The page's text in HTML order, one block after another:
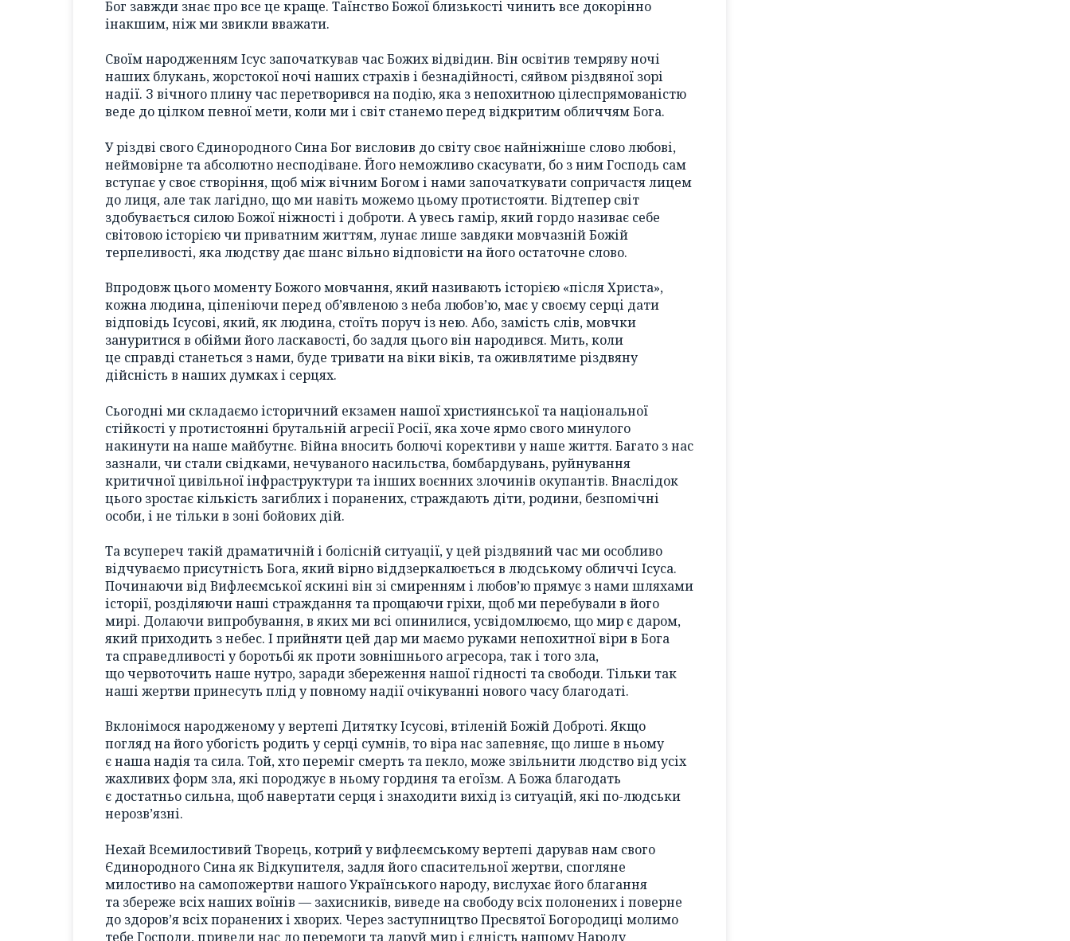
Бог завжди знає про все це краще. Таїнство Божої близькості чинить все докорінно
інакшим, ніж ми звикли вважати.
Своїм народженням Ісус започаткував час Божих відвідин. Він освітив темряву ночі
наших блукань, жорстокої ночі наших страхів і безнадійності, сяйвом різдвяної зорі
надії. З вічного плину час перетворився на подію, яка з непохитною цілеспрямованістю
веде до цілком певної мети, коли ми і світ станемо перед відкритим обличчям Бога.
У різдві свого Єдинородного Сина Бог висловив до світу своє найніжніше слово любові,
неймовірне та абсолютно несподіване. Його неможливо скасувати, бо з ним Господь сам
вступає у своє створіння, щоб між вічним Богом і нами започаткувати сопричастя лицем
до лиця, але так лагідно, що ми навіть можемо цьому протистояти. Відтепер світ
здобувається силою Божої ніжності і доброти. А увесь гамір, який гордо називає себе
світовою історією чи приватним життям, лунає лише завдяки мовчазній Божій
терпеливості, яка людству дає шанс вільно відповісти на його остаточне слово.
Впродовж цього моменту Божого мовчання, який називають історією «після Христа»,
кожна людина, ціпеніючи перед об’явленою з неба любов’ю, має у своєму серці дати
відповідь Ісусові, який, як людина, стоїть поруч із нею. Або, замість слів, мовчки
зануритися в обійми його ласкавості, бо задля цього він народився. Мить, коли
це справді станеться з нами, буде тривати на віки віків, та оживлятиме різдвяну
дійсність в наших думках і серцях.
Сьогодні ми складаємо історичний екзамен нашої християнської та національної
стійкості у протистоянні брутальній агресії Росії, яка хоче ярмо свого минулого
накинути на наше майбутнє. Війна вносить болючі корективи у наше життя. Багато з нас
зазнали, чи стали свідками, нечуваного насильства, бомбардувань, руйнування
критичної цивільної інфраструктури та інших воєнних злочинів окупантів. Внаслідок
цього зростає кількість загиблих і поранених, страждають діти, родини, безпомічні
особи, і не тільки в зоні бойових дій.
Та всупереч такій драматичній і болісній ситуації, у цей різдвяний час ми особливо
відчуваємо присутність Бога, який вірно віддзеркалюється в людському обличчі Ісуса.
Починаючи від Вифлеємської яскині він зі смиренням і любов’ю прямує з нами шляхами
історії, розділяючи наші страждання та прощаючи гріхи, щоб ми перебували в його
мирі. Долаючи випробування, в яких ми всі опинилися, усвідомлюємо, що мир є даром,
який приходить з небес. І прийняти цей дар ми маємо руками непохитної віри в Бога
та справедливості у боротьбі як проти зовнішнього агресора, так і того зла,
що червоточить наше нутро, заради збереження нашої гідності та свободи. Тільки так
наші жертви принесуть плід у повному надії очікуванні нового часу благодаті.
Вклонімося народженому у вертепі Дитятку Ісусові, втіленій Божій Доброті. Якщо
погляд на його убогість родить у серці сумнів, то віра нас запевняє, що лише в ньому
є наша надія та сила. Той, хто переміг смерть та пекло, може звільнити людство від усіх
жахливих форм зла, які породжує в ньому гординя та егоїзм. А Божа благодать
є достатньо сильна, щоб навертати серця і знаходити вихід із ситуацій, які по-людськи
нерозв’язні.
Нехай Всемилостивий Творець, котрий у вифлеємському вертепі дарував нам свого
Єдинородного Сина як Відкупителя, задля його спасительної жертви, спогляне
милостиво на самопожертви нашого Українського народу, вислухає його благання
та збереже всіх наших воїнів — захисників, виведе на свободу всіх полонених і поверне
до здоров’я всіх поранених і хворих. Через заступництво Пресвятої Богородиці молимо
тебе Господи, приведи нас до перемоги та даруй мир і єдність нашому Народу